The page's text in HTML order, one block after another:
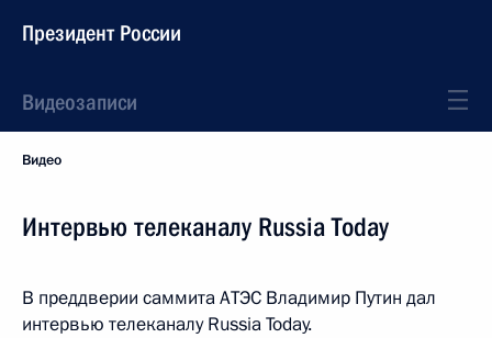
Президент России
Видеозаписи
Видео
Интервью телеканалу Russia Today
В преддверии саммита АТЭС Владимир Путин дал
интервью телеканалу Russia Today.